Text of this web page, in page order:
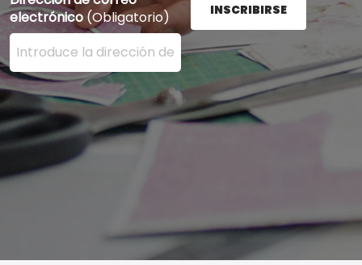
electrónico (Obligatorio)
Ingrese su dirección de correo electrónico aquí y
INSCRIBIRSE